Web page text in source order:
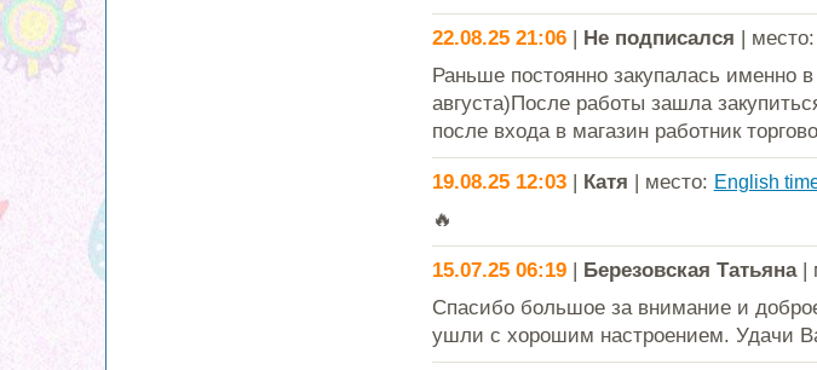
22.08.25 21:06| Не подписался | место:
Раньше постоянно закупалась именно
августа)После работы зашла
после входа в магазин работник
19.08.25 12:03| Катя | место: English
🔥
15.07.25 06:19| Березовская Татьяна|
Спасибо большое за внимание и
ушли с хорошим настроением. Удачи